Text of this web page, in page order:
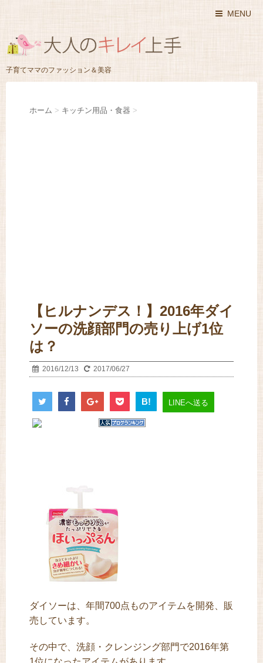
MENU
子育てママのファッション＆美容
ホーム > キッチン用品・食器 >
【ヒルナンデス！】2016年ダイ
ソーの洗顔部門の売り上げ1位
は？
2016/12/13 2017/06/27
B! LINEへ送る
ダイソーは、年間700点ものアイテムを開発、販
売しています。
その中で、洗顔・クレンジング部門で2016年第